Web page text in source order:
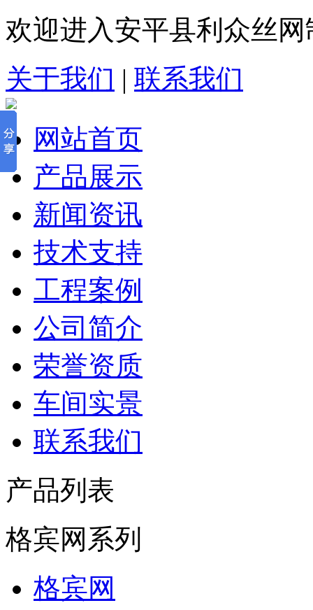
欢迎进入安平县利众丝
关于我们 | 联系我们
网站首页
产品展示
新闻资讯
技术支持
工程案例
公司简介
荣誉资质
车间实景
联系我们
产品列表
格宾网系列
格宾网